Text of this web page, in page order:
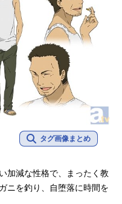
タグ画像まとめ
加減な性格で、まったく教
ニを釣り、自堕落に時間を